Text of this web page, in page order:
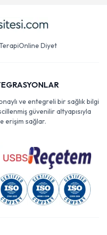
Online Diyet
ve entegreli bir sağlık bilgi
güvenilir altyapısıyla
erişim sağlar.